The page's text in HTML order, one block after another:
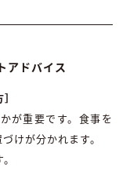
アドバイス
が重要です。食事を
けが分かれます。